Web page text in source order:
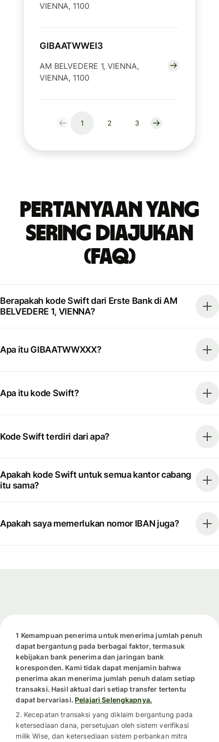
VIENNA, 1100
GIBAATWWEI3
AM BELVEDERE 1, VIENNA,
VIENNA, 1100
1 2 3
Pertanyaan yang
Sering Diajukan
(FAQ)
Berapakah kode Swift dari Erste Bank di AM
BELVEDERE 1, VIENNA?
Apa itu GIBAATWWXXX?
Apa itu kode Swift?
Kode Swift terdiri dari apa?
Apakah kode Swift untuk semua kantor cabang
itu sama?
Apakah saya memerlukan nomor IBAN juga?
1 Kemampuan penerima untuk menerima jumlah penuh
dapat bergantung pada berbagai faktor, termasuk
kebijakan bank penerima dan jaringan bank
koresponden. Kami tidak dapat menjamin bahwa
penerima akan menerima jumlah penuh dalam setiap
transaksi. Hasil aktual dari setiap transfer tertentu
dapat bervariasi. Pelajari Selengkapnya.
2. Kecepatan transaksi yang diklaim bergantung pada
ketersediaan dana, persetujuan oleh sistem verifikasi
milik Wise, dan ketersediaan sistem perbankan mitra